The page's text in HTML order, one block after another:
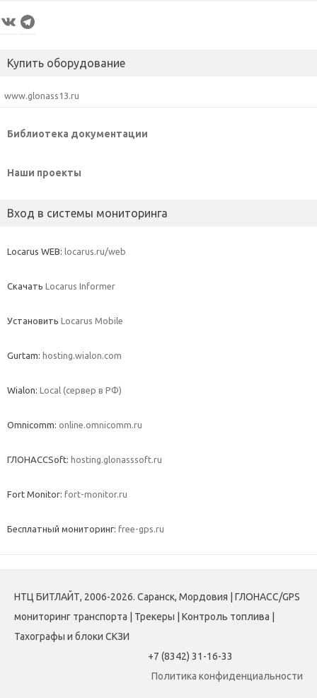
VK Telegram
Купить оборудование
www.glonass13.ru
Библиотека документации
Наши проекты
Вход в системы мониторинга
Locarus WEB: locarus.ru/web
Скачать Locarus Informer
Установить Locarus Mobile
Gurtam: hosting.wialon.com
Wialon: Local (сервер в РФ)
Omnicomm: online.omnicomm.ru
ГЛОНАССSoft: hosting.glonasssoft.ru
Fort Monitor: fort-monitor.ru
Бесплатный мониторинг: free-gps.ru
НТЦ БИТЛАЙТ, 2006-2026. Саранск, Мордовия | ГЛОНАСС/GPS
мониторинг транспорта | Трекеры | Контроль топлива |
Тахографы и блоки СКЗИ
+7 (8342) 31-16-33
Политика конфиденциальности